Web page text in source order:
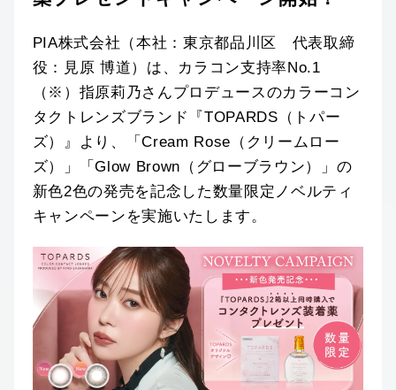
PIA株式会社（本社：東京都品川区 代表取締
役：見原 博道）は、カラコン支持率No.1
（※）指原莉乃さんプロデュースのカラーコン
タクトレンズブランド『TOPARDS（トパー
ズ）』より、「Cream Rose（クリームロー
ズ）」「Glow Brown（グローブラウン）」の
新色2色の発売を記念した数量限定ノベルティ
キャンペーンを実施いたします。